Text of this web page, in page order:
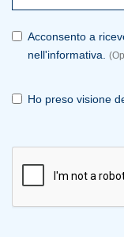
Acconsento a
nell'informativa.
Ho preso visione